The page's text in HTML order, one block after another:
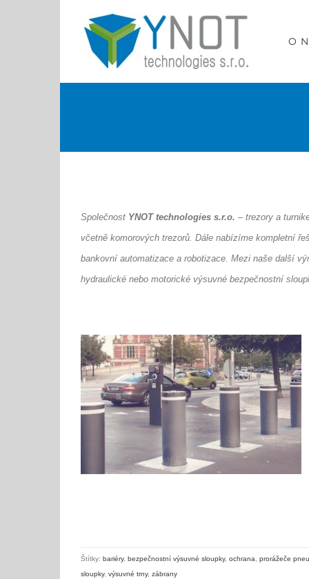
O
Společnost YNOT technologies s.r.o. – trezory a
včetně komorových trezorů. Dále nabízíme kompletní
bankovní automatizace a robotizace. Mezi naše další
hydraulické nebo motorické výsuvné bezpečnostní
Štítky: bariéry, bezpečnostní výsuvné sloupky, ochrana prorážeče
sloupky, výsuvné trny, zábrany